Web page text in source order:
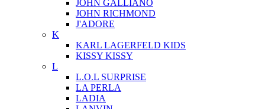
JOHN GALLIANO
JOHN RICHMOND
J'ADORE
K
KARL LAGERFELD KIDS
KISSY KISSY
L
L.O.L SURPRISE
LA PERLA
LADIA